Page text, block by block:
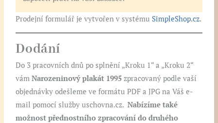
Prodejní formulář je vytvořen v systému SimpleShop.cz.
Dodání
Do 3 pracovních dnů po splnění „Kroku 1“ a „Kroku 2“
vámNarozeninový plakát 1995 zpracovaný podle vaší
objednávky odešleme ve formátu PDF a JPG na Váš e-
mail pomocí služby uschovna.cz.Nabízíme také
možnost přednostního zpracování do druhého